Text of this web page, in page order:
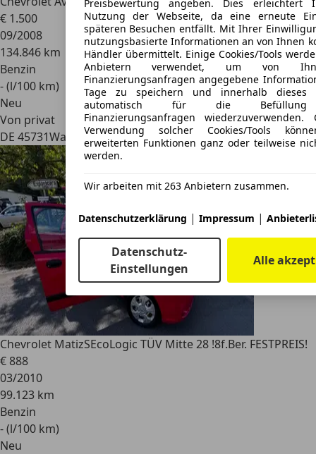
€ 1.500
09/2008
134.846 km
Benzin
- (l/100 km)
Neu
Von privat
DE 45731Waltrop, Stadt
Chevrolet MatizSEcoLogic TÜV Mitte 28 !8f.Ber. FESTPREIS!
€ 888
03/2010
99.123 km
Benzin
- (l/100 km)
Neu
Preisbewertung angeben. Dies erleichtert
Nutzung der Webseite, da eine erneute
späteren Besuchen entfällt. Mit Ihrer
nutzungsbasierte Informationen an von Ihnen
Händler übermittelt. Einige Cookies/Tools
Anbietern verwendet, um von
Finanzierungsanfragen angegebene
Tage zu speichern und innerhalb dieses
automatisch für die
Finanzierungsanfragen
Verwendung solcher Cookies/Tools
erweiterten Funktionen ganz oder teilweise
werden.
Wir arbeiten mit 263 Anbietern zusammen.
Datenschutzerklärung | Impressum |
Datenschutz-
Einstellungen
Alle